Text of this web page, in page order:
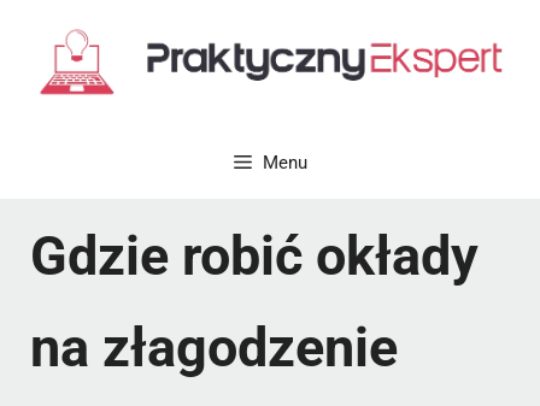
Menu
Gdzie robić okłady
na złagodzenie